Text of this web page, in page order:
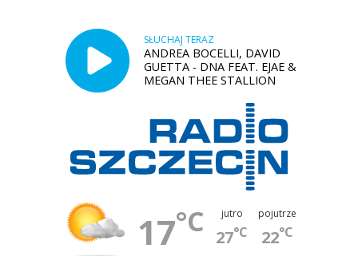
SŁUCHAJ TERAZ
ANDREA BOCELLI, DAVID
GUETTA - DNA FEAT. EJAE &
MEGAN THEE STALLION
17°C jutro
27°C
pojutrze
22°C